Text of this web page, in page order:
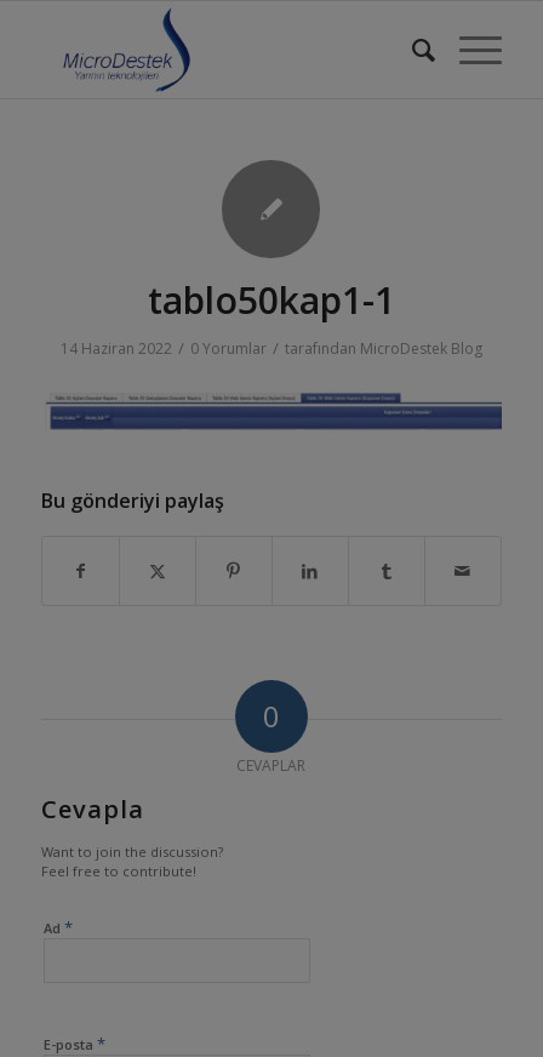
tablo50kap1-1
14 Haziran 2022 / 0 Yorumlar / tarafından MicroDestek Blog
Bu gönderiyi paylaş
0
CEVAPLAR
Cevapla
Want to join the discussion?
Feel free to contribute!
Ad *
E-posta *